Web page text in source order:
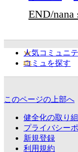
END/
人気コミュニ
コミュを探す
このページの上部へ
健全化の取り
プライバシー
新規登録
利用規約